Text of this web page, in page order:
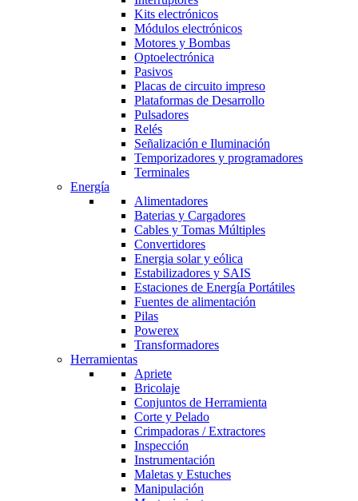
Kits electrónicos
Módulos electrónicos
Motores y Bombas
Optoelectrónica
Pasivos
Placas de circuito impreso
Plataformas de Desarrollo
Pulsadores
Relés
Señalización e Iluminación
Temporizadores y programadores
Terminales
Energía
Alimentadores
Baterias y Cargadores
Cables y Tomas Múltiples
Convertidores
Energia solar y eólica
Estabilizadores y SAIS
Estaciones de Energía Portátiles
Fuentes de alimentación
Pilas
Powerex
Transformadores
Herramientas
Apriete
Bricolaje
Conjuntos de Herramienta
Corte y Pelado
Crimpadoras / Extractores
Inspección
Instrumentación
Maletas y Estuches
Manipulación